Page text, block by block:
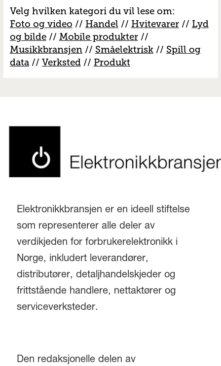
Velg hvilken kategori du vil lese om:
Foto og video // Handel // Hvitevarer// Lyd
og bilde// Mobile produkter//
Musikkbransjen// Småelektrisk// Spill og
data// Verksted// Produkt
Elektronikkbransjen er en ideell stiftelse
som representerer alle deler av
verdikjeden for forbrukerelektronikk i
Norge, inkludert leverandører,
distributører, detaljhandelskjeder og
frittstående handlere, nettaktører og
serviceverksteder.
Den redaksjonelle delen av